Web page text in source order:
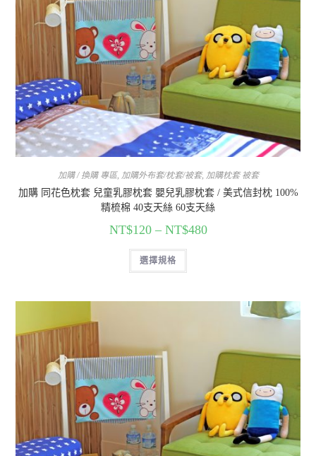
加購 / 換購 專區, 加購外布套/枕套/被套, 加購枕套 被套
加購 同花色枕套 兒童乳膠枕套 嬰兒乳膠枕套 / 美式信封枕 100%
精梳棉 40支天絲 60支天絲
NT$120– NT$480
選擇規格